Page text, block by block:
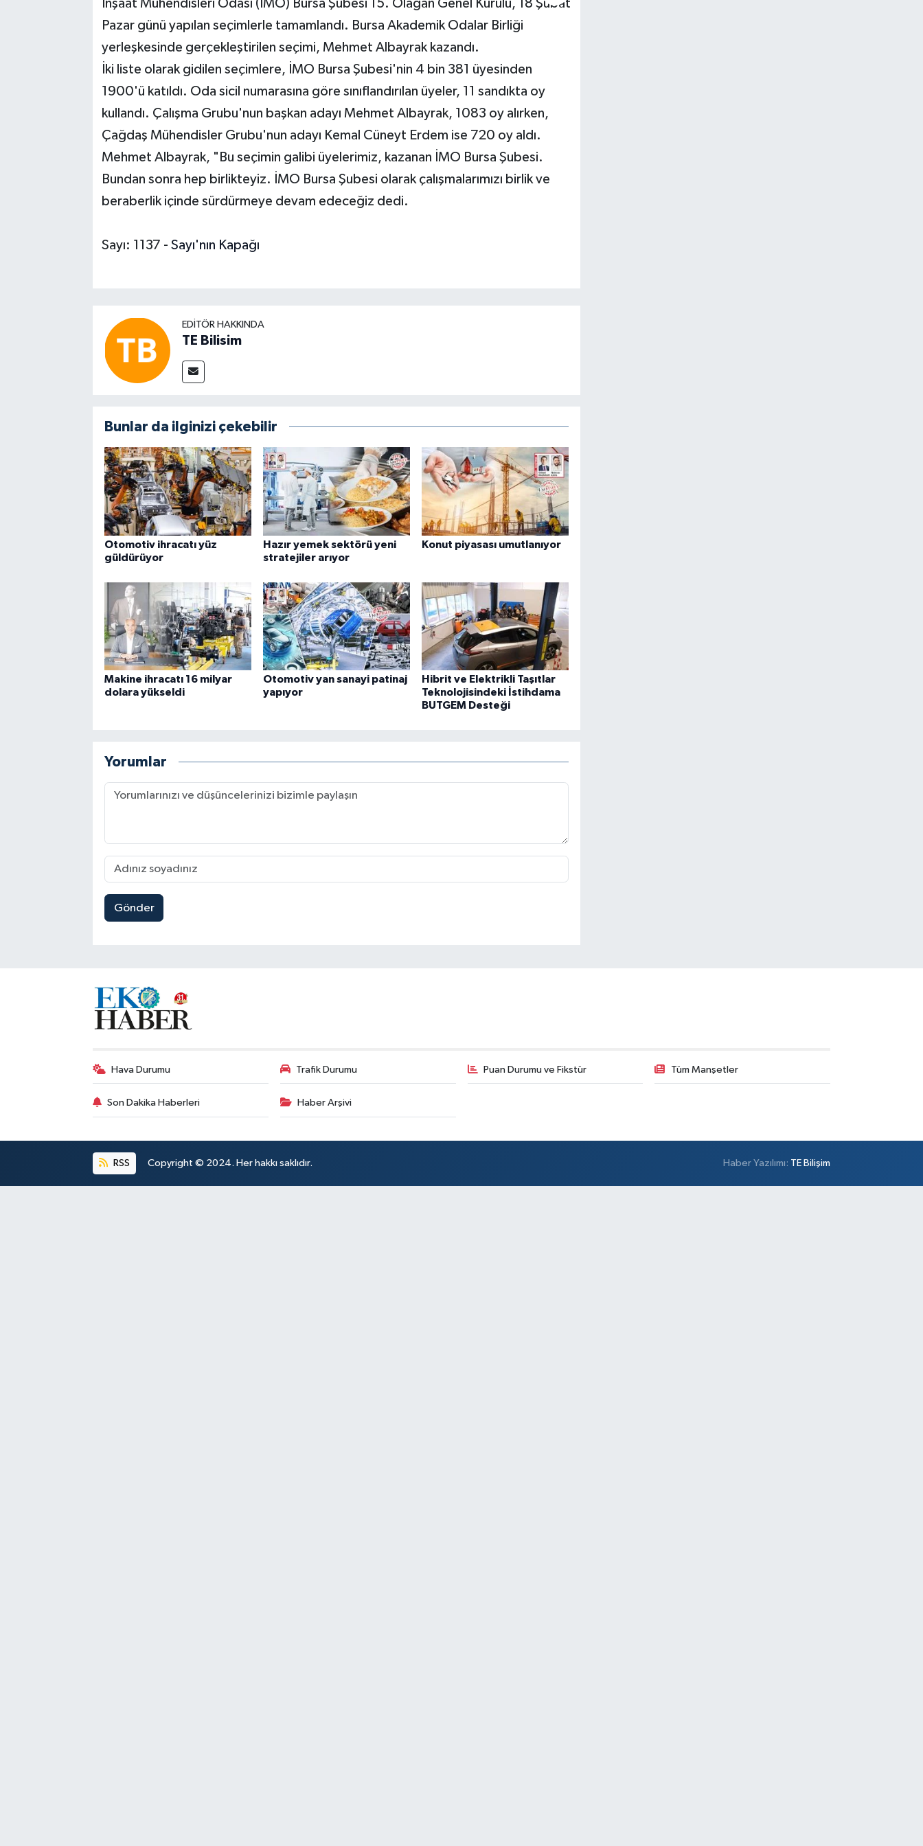
İnşaat Mühendisleri Odası (İMO) Bursa Şubesi 15. Olağan Genel Kurulu, 18 Şubat
Pazar günü yapılan seçimlerle tamamlandı. Bursa Akademik Odalar Birliği
yerleşkesinde gerçekleştirilen seçimi, Mehmet Albayrak kazandı.
İki liste olarak gidilen seçimlere, İMO Bursa Şubesi'nin 4 bin 381 üyesinden
1900'ü katıldı. Oda sicil numarasına göre sınıflandırılan üyeler, 11 sandıkta oy
kullandı. Çalışma Grubu'nun başkan adayı Mehmet Albayrak, 1083 oy alırken,
Çağdaş Mühendisler Grubu'nun adayı Kemal Cüneyt Erdem ise 720 oy aldı.
Mehmet Albayrak, "Bu seçimin galibi üyelerimiz, kazanan İMO Bursa Şubesi.
Bundan sonra hep birlikteyiz. İMO Bursa Şubesi olarak çalışmalarımızı birlik ve
beraberlik içinde sürdürmeye devam edeceğiz dedi.
Sayı: 1137 - Sayı'nın Kapağı
EDITÖR HAKKINDA
TE Bilisim
Bunlar da ilginizi çekebilir
Otomotiv ihracatı yüz
güldürüyor
Hazır yemek sektörü yeni
stratejiler arıyor
Konut piyasası umutlanıyor
Makine ihracatı 16 milyar
dolara yükseldi
Otomotiv yan sanayi patinaj
yapıyor
Hibrit ve Elektrikli Taşıtlar
Teknolojisindeki İstihdama
BUTGEM Desteği
Yorumlar
Gönder
Hava Durumu Trafik Durumu Puan Durumu ve Fikstür Tüm Manşetler
Son Dakika Haberleri Haber Arşivi
RSS Copyright © 2024. Her hakkı saklıdır. Haber Yazılımı: TE Bilişim